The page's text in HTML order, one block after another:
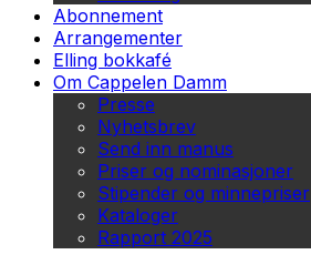
Abonnement
Arrangementer
Elling bokkafé
Om Cappelen Damm
Presse
Nyhetsbrev
Send inn manus
Priser og nominasjoner
Stipender og minnepriser
Kataloger
Rapport 2025